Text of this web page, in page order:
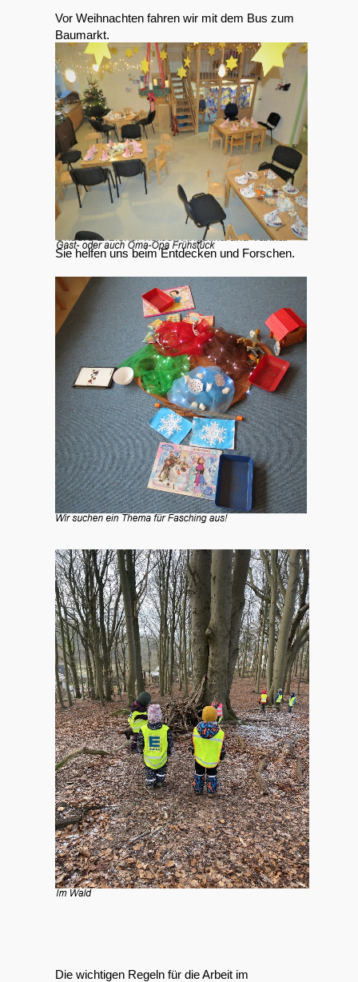
Vor Weihnachten fahren wir mit dem Bus zum
Baumarkt.
Dort kaufen wir einen Weihnachts-Baum.
Den Baum ziehen wir mit dem Boller-Wagen
zurück in die Kita.
Am Nikolaus ist Oma-und-Opa-Frühstück.
Dann kommen unsere Großeltern in die Kita.
Sie erleben mit, was wir machen.
Und wir singen Weihnachts-Lieder zusammen.
Wir haben viel Spaß zusammen.
Unsere Erzieher heißen Angelika und Yanna.
Sie helfen uns beim Entdecken und Forschen.
Die wichtigen Regeln für die Arbeit im